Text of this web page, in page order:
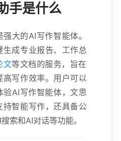
手是什么
大的AI写作智能体。
生成专业报告、工作总
文等文档的服务，旨在
高写作效率。用户可以
验AI写作智能体，文思
持智能写作，还具备公
索和AI对话等功能。